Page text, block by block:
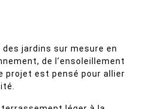
jardins sur mesure en
de l’ensoleillement
projet est pensé pour allier